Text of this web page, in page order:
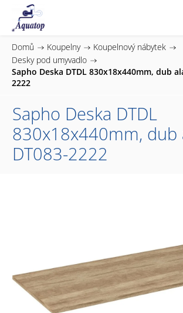
Domů / Koupelny / Koupelnový nábytek /
Desky pod umyvadlo /
Sapho Deska DTDL 830x18x440mm, dub
2222
Sapho Deska DTDL
830x18x440mm, dub
DT083-2222